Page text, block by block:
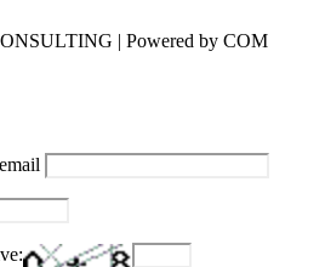
| Powered by COM